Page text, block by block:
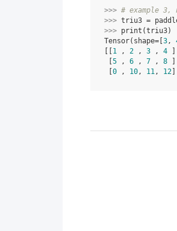
>>> # example 3,
>>> triu3 =
>>> print (triu3)
Tensor(shape=[ 3,
1 , 2 , 3 , 4
5 , 6 , 7 , 8
0 , 10, 11, 12